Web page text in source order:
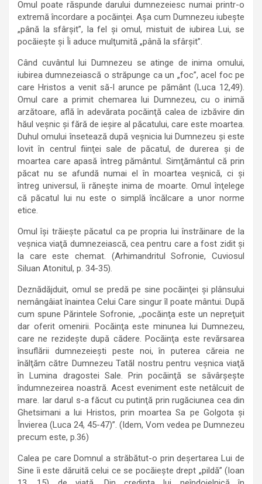
Omul poate răspunde darului dumnezeiesc numai printr-o
extremă încordare a pocăinţei. Aşa cum Dumnezeu iubeşte
„până la sfârşit”, la fel şi omul, mistuit de iubirea Lui, se
pocăieşte şi Îi aduce mulţumită „până la sfârşit”.
Când cuvântul lui Dumnezeu se atinge de inima omului,
iubirea dumnezeiască o străpunge ca un „foc”, acel foc pe
care Hristos a venit să-l arunce pe pământ (Luca 12,49).
Omul care a primit chemarea lui Dumnezeu, cu o inimă
arzătoare, află în adevărata pocăinţă calea de izbăvire din
hăul veşnic şi fără de ieşire al păcatului, care este moartea.
Duhul omului însetează după veşnicia lui Dumnezeu şi este
lovit în centrul fiinţei sale de păcatul, de durerea şi de
moartea care apasă întreg pământul. Simţământul că prin
păcat nu se afundă numai el în moartea veşnică, ci şi
întreg universul, îi răneşte inima de moarte. Omul înţelege
că păcatul lui nu este o simplă încălcare a unor norme
etice.
Omul îşi trăieşte păcatul ca pe propria lui înstrăinare de la
veşnica viaţă dumnezeiască, cea pentru care a fost zidit şi
la care este chemat. (Arhimandritul Sofronie, Cuviosul
Siluan Atonitul, p. 34-35).
Deznădăjduit, omul se predă pe sine pocăinţei şi plânsului
nemângâiat înaintea Celui Care singur îl poate mântui. După
cum spune Părintele Sofronie, ,,pocăinţa este un nepreţuit
dar oferit omenirii. Pocăinţa este minunea lui Dumnezeu,
care ne rezideşte după cădere. Pocăinţa este revărsarea
însuflării dumnezeieşti peste noi, în puterea căreia ne
înălţăm către Dumnezeu Tatăl nostru pentru veşnica viaţă
în Lumina dragostei Sale. Prin pocăinţă se săvârşeşte
îndumnezeirea noastră. Acest eveniment este netâlcuit de
mare. Iar darul s-a făcut cu putinţă prin rugăciunea cea din
Ghetsimani a lui Hristos, prin moartea Sa pe Golgota şi
Învierea (Luca 24, 45-47)”. (Idem, Vom vedea pe Dumnezeu
precum este, p.36)
Calea pe care Domnul a străbătut-o prin deşertarea Lui de
Sine îi este dăruită celui ce se pocăieşte drept „pildă” (Ioan